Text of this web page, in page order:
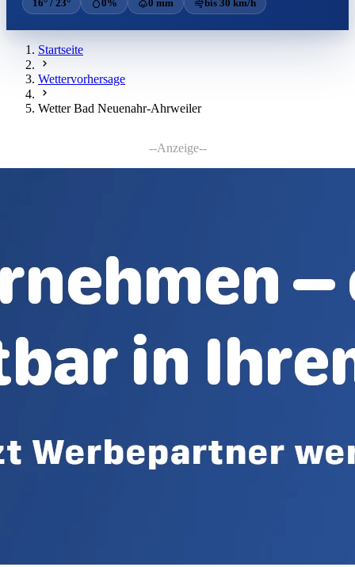
16° / 23° 0% 0 mm bis 30 km/h
Startseite
Wettervorhersage
Wetter Bad Neuenahr-Ahrweiler
--Anzeige--